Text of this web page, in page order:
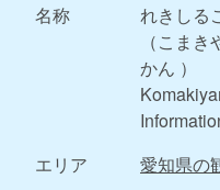
名称
れきしる
（こま
かん ）
エリア
愛知県の